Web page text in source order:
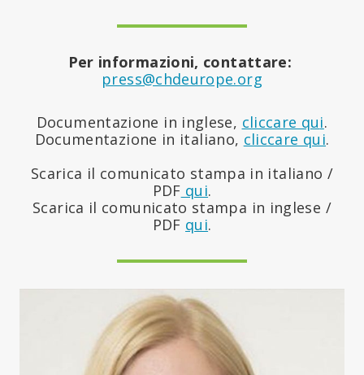
Per informazioni, contattare:
press@chdeurope.org
Documentazione in inglese, cliccare qui.
Documentazione in italiano, cliccare qui.
Scarica il comunicato stampa in italiano /
PDF qui.
Scarica il comunicato stampa in inglese /
PDF qui.